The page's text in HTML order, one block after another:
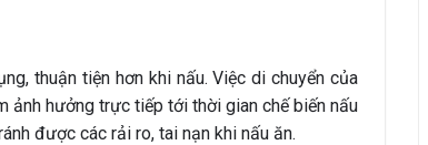
thuận tiện hơn khi nấu. Việc di chuyển của
ảnh hưởng trực tiếp tới thời gian chế biến nấu
được các rải ro, tai nạn khi nấu ăn.